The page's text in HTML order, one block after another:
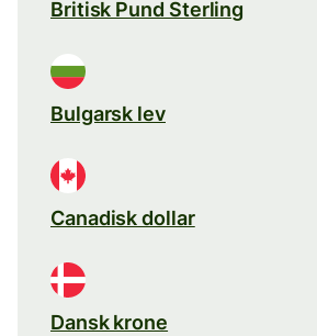
Britisk Pund Sterling
Bulgarsk lev
Canadisk dollar
Dansk krone